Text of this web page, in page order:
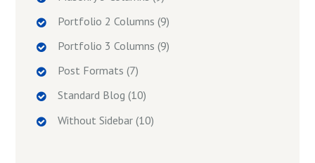
Portfolio 2 Columns (9)
Portfolio 3 Columns (9)
Post Formats (7)
Standard Blog (10)
Without Sidebar(10)